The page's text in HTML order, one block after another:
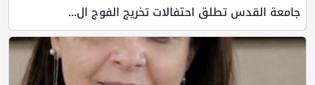
جامعة القدس تطلق احتفالات تخريج الفوج ال...